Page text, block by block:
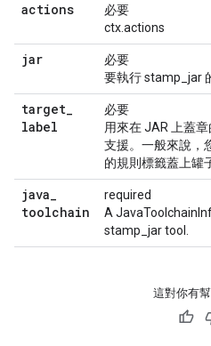
actions
必要
ctx.actions
jar
必要
要執行 stamp_jar
target_
label
必要
用來在 JAR 上蓋
支援。一般來說，
的規則標籤蓋上罐
java_
toolchain
required
A
stamp_jar tool.
這對你有